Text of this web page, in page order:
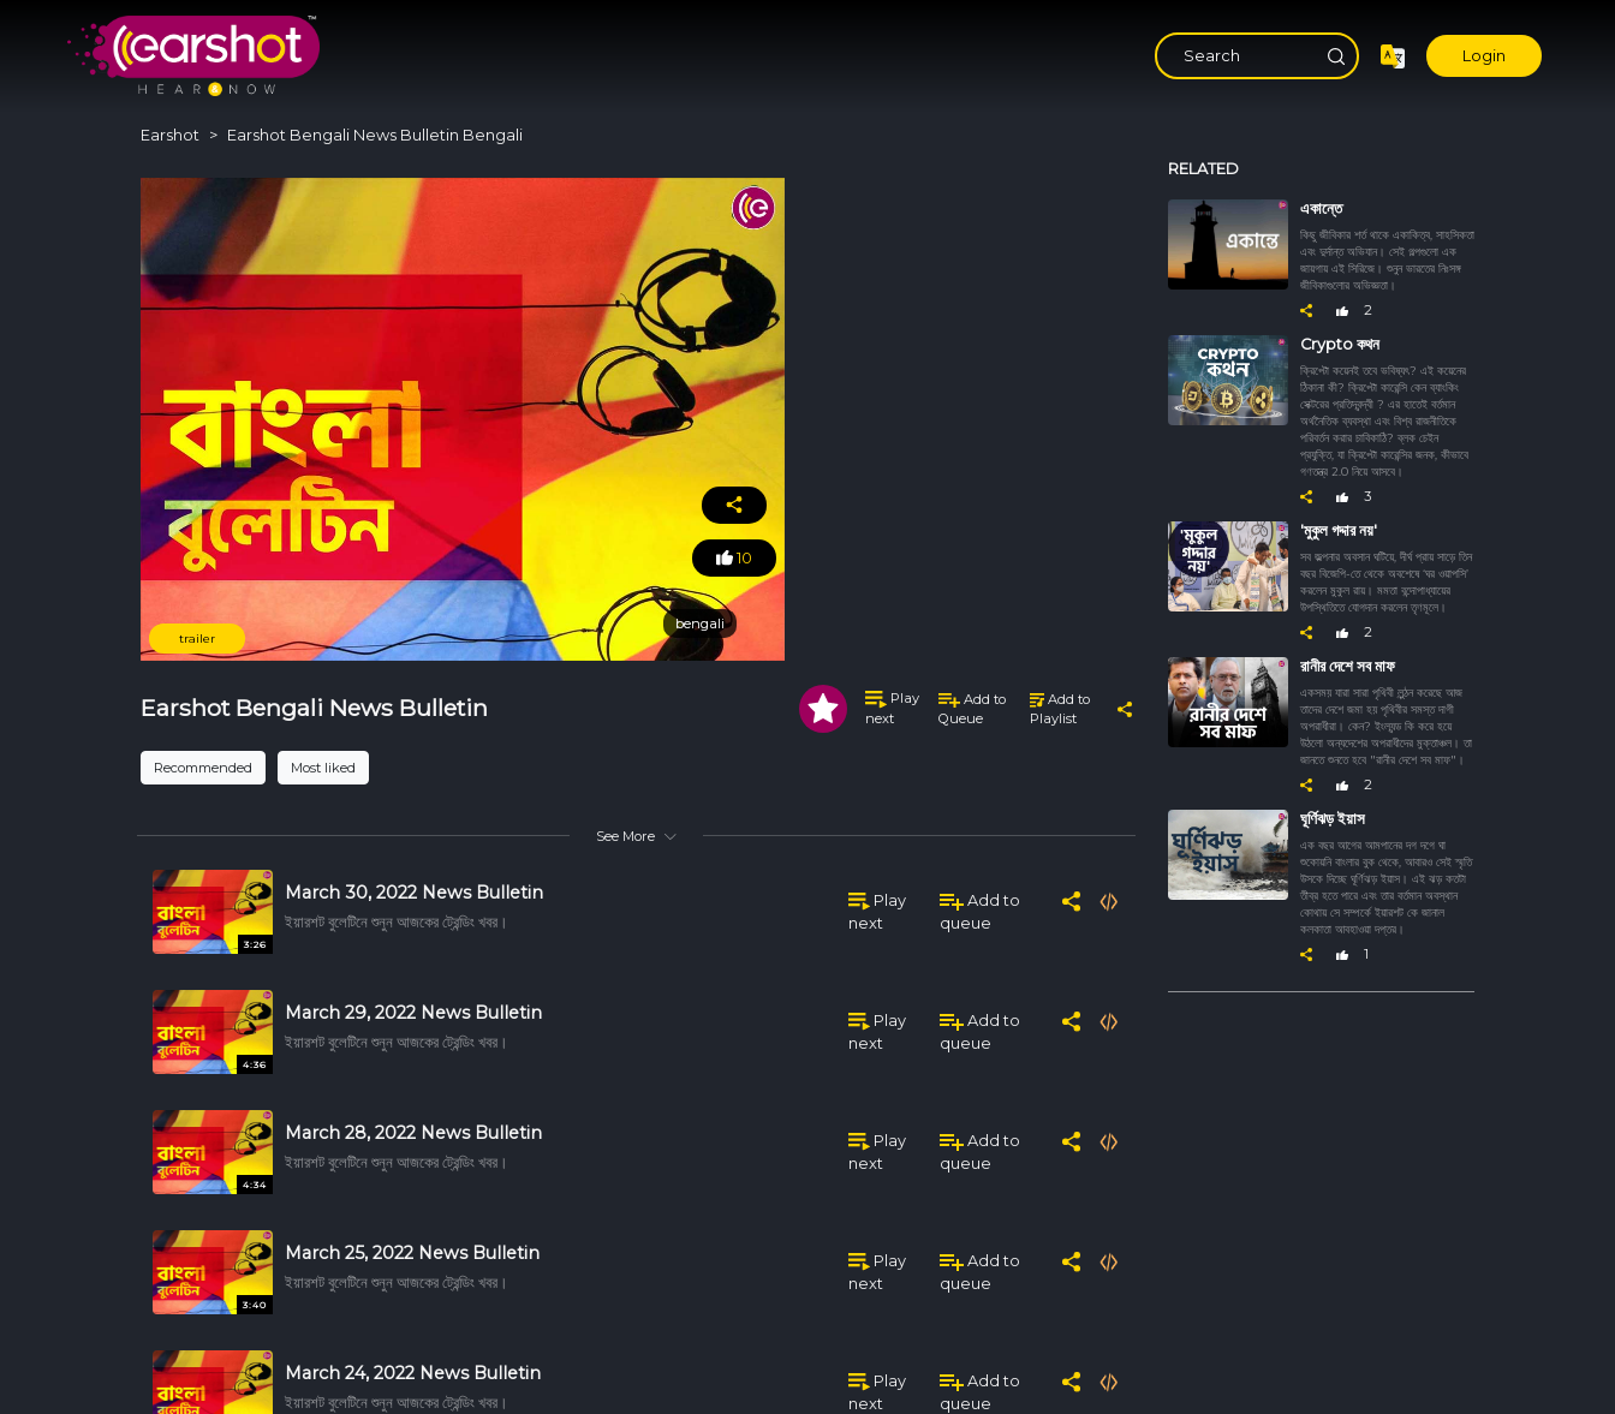
Login
Earshot Earshot Bengali News Bulletin Bengali
10
bengali
bengali
trailer
Earshot Bengali News Bulletin
Play
next
Add to
Queue
Add to
Playlist
Recommended Most liked
See More
3:26
March 30, 2022 News Bulletin
ইয়ারশট বুলেটিনে শুনুন আজকের ট্রেন্ডিং খবর।
Play
next
Add to
queue
4:36
March 29, 2022 News Bulletin
ইয়ারশট বুলেটিনে শুনুন আজকের ট্রেন্ডিং খবর।
Play
next
Add to
queue
4:34
March 28, 2022 News Bulletin
ইয়ারশট বুলেটিনে শুনুন আজকের ট্রেন্ডিং খবর।
Play
next
Add to
queue
3:40
March 25, 2022 News Bulletin
ইয়ারশট বুলেটিনে শুনুন আজকের ট্রেন্ডিং খবর।
Play
next
Add to
queue
March 24, 2022 News Bulletin
ইয়ারশট বুলেটিনে শুনুন আজকের ট্রেন্ডিং খবর।
Play
next
Add to
queue
RELATED
একান্তে
কিছু জীবিকার শর্ত থাকে একাকিত্ব, সাহসিকতা
এবং দুর্দান্ত অভিযান। সেই গল্পগুলো এক
জায়গায় এই সিরিজে। শুনুন ভারতের নিঃসঙ্গ
জীবিকাগুলোর অভিজ্ঞতা।
2
Crypto কথন
ক্রিপ্টো কয়েনই তবে ভবিষ্যৎ? এই কয়েনের
ঠিকানা কী? ক্রিপ্টো কারেন্সি কেন ব্যাংকিং
সেক্টরের প্রতিদ্বন্দ্বী ? এর হাতেই বর্তমান
অর্থনৈতিক ব্যবস্থা এবং বিশ্ব রাজনীতিকে
পরিবর্তন করার চাবিকাঠি? ব্লক চেইন
প্রযুক্তি, যা ক্রিপ্টো কারেন্সির জনক, কীভাবে
গণতন্ত্র 2.0 নিয়ে আসবে।
3
'মুকুল গদ্দার নয়'
সব জল্পনার অবসান ঘটিয়ে, দীর্ঘ প্রায় সাড়ে তিন
বছর বিজেপি-তে থেকে অবশেষে ‘ঘর ওয়াপসি’
করলেন মুকুল রায়। মমতা বন্দোপাধ্যায়ের
উপস্থিতিতে যোগদান করলেন তৃণমূলে।
2
রানীর দেশে সব মাফ
একসময় যারা সারা পৃথিবী লুন্ঠন করেছে আজ
তাদের দেশে জমা হয় পৃথিবীর সমস্ত দাগী
অপরাধীরা। কেন? ইংল্যন্ড কি করে হয়ে
উঠলো অন্যদেশের অপরাধীদের মুক্তাঞ্চল। তা
জানতে শুনতে হবে "রানীর দেশে সব মাফ"।
2
ঘূর্ণিঝড় ইয়াস
এক বছর আগের আমপানের দগ দগে ঘা
শুকোয়নি বাংলার বুক থেকে, আবারও সেই স্মৃতি
উসকে দিচ্ছে ঘূর্ণিঝড় ইয়াস। এই ঝড় কতটা
তীব্র হতে পারে এবং তার বর্তমান অবস্থান
কোথায় সে সম্পর্কে ইয়ারশট কে জানাল
কলকাতা আবহাওয়া দপ্তর।
1